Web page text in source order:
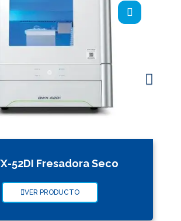
52DI Fresadora Seco
VER PRODUCTO